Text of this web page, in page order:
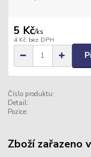
5 Kč/ks
4 Kč bez DPH
Číslo produktu:
Detail:
Pozice:
Zboží zařazeno